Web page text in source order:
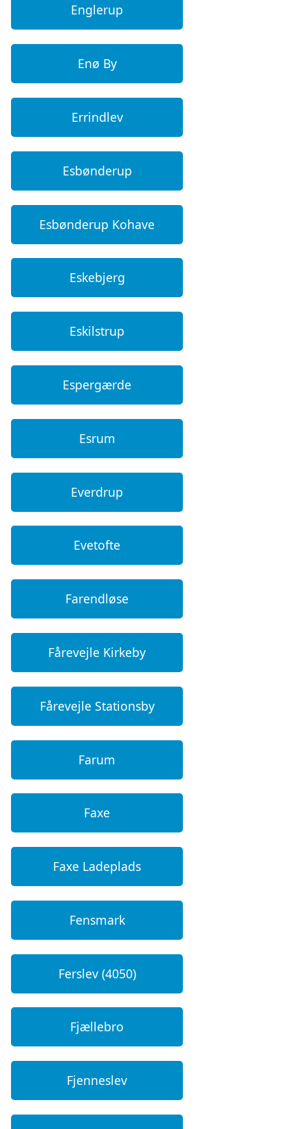
Englerup
Enø By
Errindlev
Esbønderup
Esbønderup Kohave
Eskebjerg
Eskilstrup
Espergærde
Esrum
Everdrup
Evetofte
Farendløse
Fårevejle Kirkeby
Fårevejle Stationsby
Farum
Faxe
Faxe Ladeplads
Fensmark
Ferslev (4050)
Fjællebro
Fjenneslev